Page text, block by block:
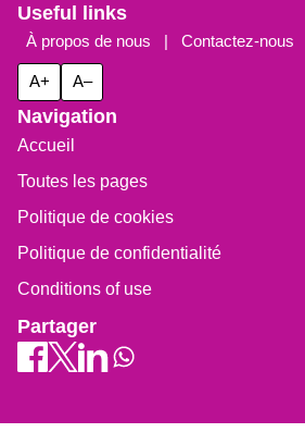
Useful links
À propos de nous | Contactez-nous
A+ A–
Navigation
Accueil
Toutes les pages
Politique de cookies
Politique de confidentialité
Conditions of use
Partager